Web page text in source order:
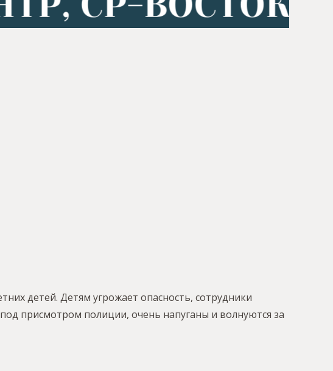
детей. Детям угрожает опасность, сотрудники
присмотром полиции, очень напуганы и волнуются за